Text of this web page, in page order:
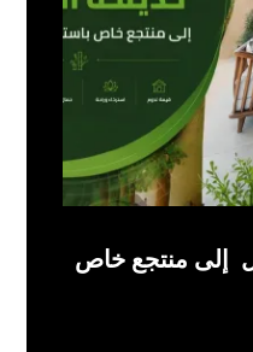
إلى منتجع خاص